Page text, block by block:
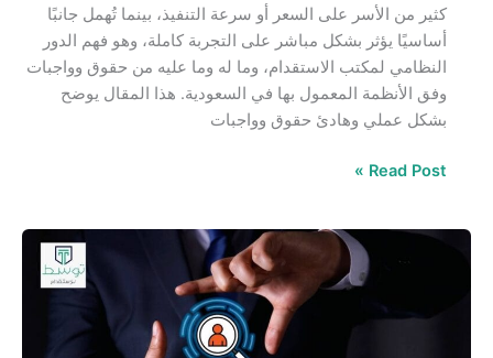
كثير من الأسر على السعر أو سرعة التنفيذ، بينما تُهمل جانبًا
أساسيًا يؤثر بشكل مباشر على التجربة كاملة، وهو فهم الدور
النظامي لمكتب الاستقدام، وما له وما عليه من حقوق وواجبات
وفق الأنظمة المعمول بها في السعودية. هذا المقال يوضح
بشكل عملي وهادئ حقوق وواجبات
Read Post »
حقوق
وواجبات
المنزلي